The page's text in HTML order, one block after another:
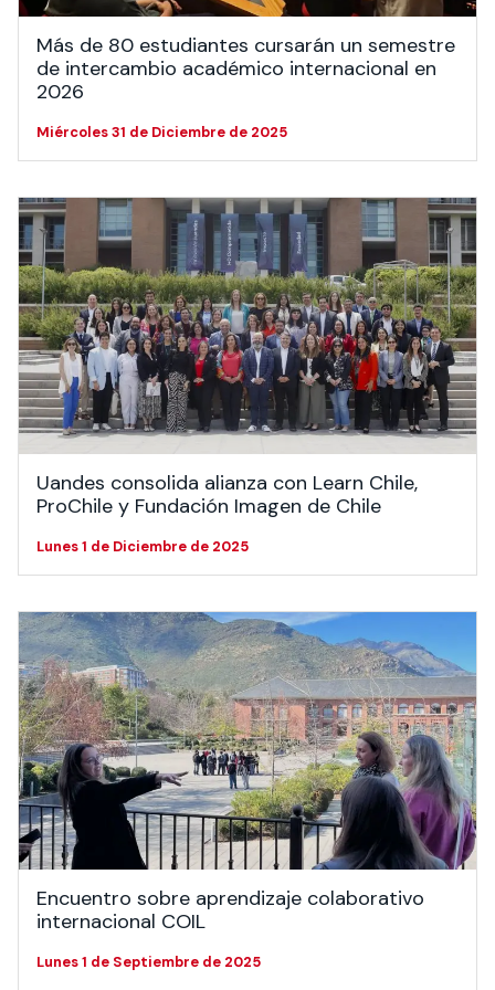
Más de 80 estudiantes cursarán un semestre
de intercambio académico internacional en
2026
Miércoles 31 de Diciembre de 2025
Uandes consolida alianza con Learn Chile,
ProChile y Fundación Imagen de Chile
Lunes 1 de Diciembre de 2025
Encuentro sobre aprendizaje colaborativo
internacional COIL
Lunes 1 de Septiembre de 2025